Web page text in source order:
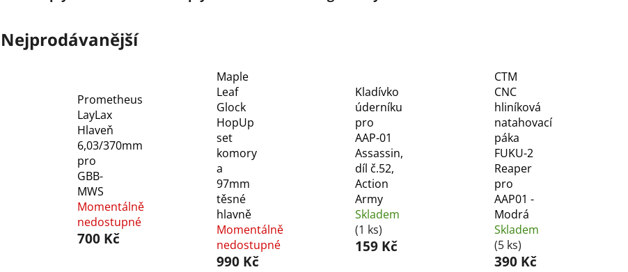
Nejprodávanější
Prometheus
LayLax
Hlaveň
6,03/370mm
pro
GBB-
MWS
Momentálně
nedostupné
700 Kč
Maple
Leaf
Glock
HopUp
set
komory
a
97mm
těsné
hlavně
Momentálně
nedostupné
990 Kč
Kladívko
úderníku
pro
AAP-01
Assassin,
díl č.52,
Action
Army
Skladem
(1 ks)
159 Kč
CTM
CNC
hliníková
natahovací
páka
FUKU-2
Reaper
pro
AAP01 -
Modrá
Skladem
(5 ks)
390 Kč